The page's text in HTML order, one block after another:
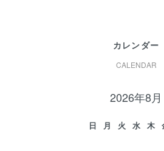
カレンダー
CALENDAR
2026年8月
日 月 火 水 木